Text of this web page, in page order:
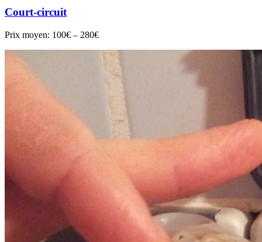
Court-circuit
Prix moyen: 100€ – 280€